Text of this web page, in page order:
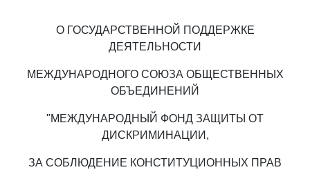
О ГОСУДАРСТВЕННОЙ ПОДДЕРЖКЕ
ДЕЯТЕЛЬНОСТИ
МЕЖДУНАРОДНОГО СОЮЗА ОБЩЕСТВЕННЫХ
ОБЪЕДИНЕНИЙ
"МЕЖДУНАРОДНЫЙ ФОНД ЗАЩИТЫ ОТ
ДИСКРИМИНАЦИИ,
ЗА СОБЛЮДЕНИЕ КОНСТИТУЦИОННЫХ ПРАВ